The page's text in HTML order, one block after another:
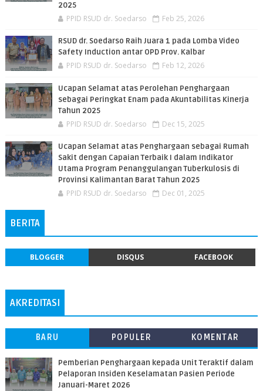
2025
PPID RSUD dr. Soedarso Feb 25, 2026
RSUD dr. Soedarso Raih Juara 1 pada Lomba Video
Safety Induction antar OPD Prov. Kalbar
PPID RSUD dr. Soedarso Feb 12, 2026
Ucapan Selamat atas Perolehan Penghargaan
sebagai Peringkat Enam pada Akuntabilitas Kinerja
Tahun 2025
PPID RSUD dr. Soedarso Dec 15, 2025
Ucapan Selamat atas Penghargaan sebagai Rumah
Sakit dengan Capaian Terbaik I dalam Indikator
Utama Program Penanggulangan Tuberkulosis di
Provinsi Kalimantan Barat Tahun 2025
PPID RSUD dr. Soedarso Dec 01, 2025
BERITA
BLOGGER DISQUS FACEBOOK
AKREDITASI
BARU POPULER KOMENTAR
Pemberian Penghargaan kepada Unit Teraktif dalam
Pelaporan Insiden Keselamatan Pasien Periode
Januari-Maret 2026